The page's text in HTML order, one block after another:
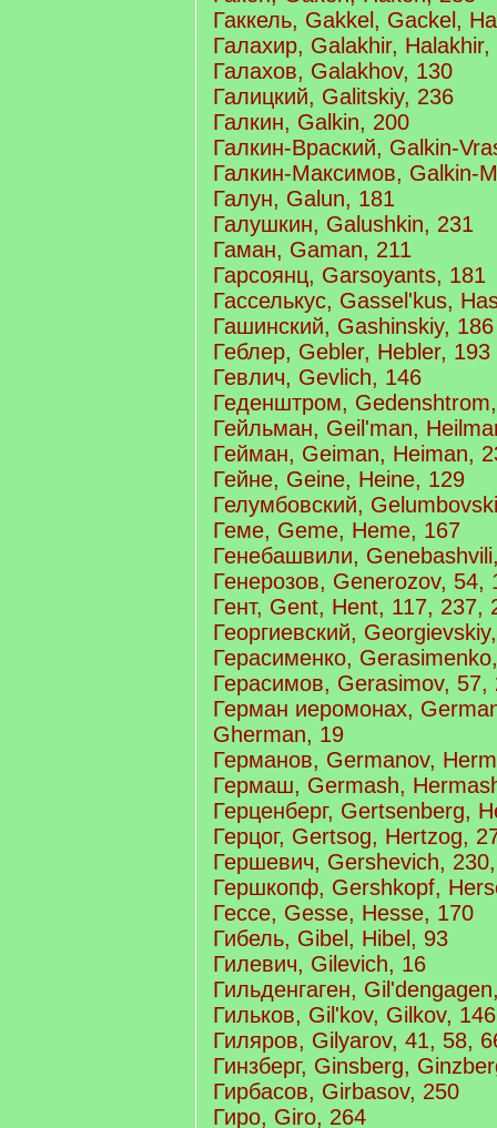
Гаккель, Gakkel, Gackel,
Галахир, Galakhir, Halakhir,
Галахов, Galakhov, 130
Галицкий, Galitskiy, 236
Галкин, Galkin, 200
Галкин-Враский, Galkin-
Галкин-Максимов, Galkin-
Галун, Galun, 181
Галушкин, Galushkin, 231
Гаман, Gaman, 211
Гарсоянц, Garsoyants, 181
Гасселькус, Gassel'kus,
Гашинский, Gashinskiy, 186
Геблер, Gebler, Hebler, 193
Гевлич, Gevlich, 146
Геденштром,
Гейльман, Geil'man,
Гейман, Geiman, Heiman,
Гейне, Geine, Heine, 129
Гелумбовский,
Геме, Geme, Heme, 167
Генебашвили,
Генерозов, Generozov, 54,
Гент, Gent, Hent, 117, 237,
Георгиевский,
Герасименко,
Герасимов, Gerasimov, 57,
Герман иеромонах,
Gherman, 19
Германов, Germanov,
Гермаш, Germash,
Герценберг, Gertsenberg,
Герцог, Gertsog, Hertzog,
Гершевич, Gershevich,
Гершкопф, Gershkopf,
Гессе, Gesse, Hesse, 170
Гибель, Gibel, Hibel, 93
Гилевич, Gilevich, 16
Гильденгаген,
Гильков, Gil'kov, Gilkov, 146
Гиляров, Gilyarov, 41, 58,
Гинзберг, Ginsberg,
Гирбасов, Girbasov, 250
Гиро, Giro, 264